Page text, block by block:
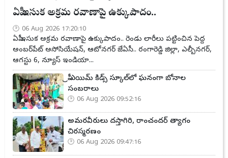
ఏపీ ఇసుక అక్రమ రవాణాపై ఉక్కుపాదం..
06 Aug 2026 17:20:10
ఏపీ ఇసుక అక్రమ రవాణాపై ఉక్కుపాదం.. రెండు లారీలు పట్టించిన పెద్ద
అంబర్‌పేట్ అసోసియేషన్, ఆటోనగర్ జేఏసీ.. రంగారెడ్డి జిల్లా, ఎల్బీనగర్,
ఆగస్టు 6, న్యూస్ ఇండియా...
ప్రీ ఎయిమ్ కిడ్స్ స్కూల్‌లో ఘనంగా బోనాల
సంబరాలు
06 Aug 2026 09:52:16
అమరవీరులు దస్తాగిరి, రాంచందర్ త్యాగం
చిరస్మరణం
06 Aug 2026 09:47:16